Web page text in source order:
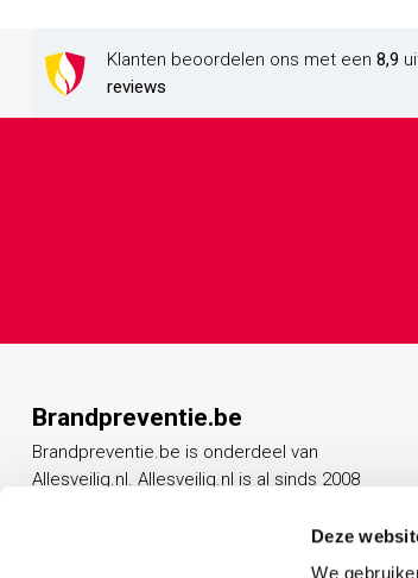
Deze
We
Klanten beoordelen ons met een 8,9
reviews
Brandpreventie.be
Brandpreventie.be is onderdeel van
Allesveilig.nl. Allesveilig.nl is al sinds 2008